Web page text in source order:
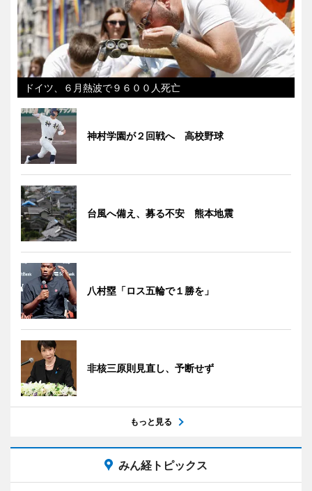
ドイツ、６月熱波で９６００人死亡
神村学園が２回戦へ 高校野球
台風へ備え、募る不安 熊本地震
八村塁「ロス五輪で１勝を」
非核三原則見直し、予断せず
もっと見る
みん経トピックス